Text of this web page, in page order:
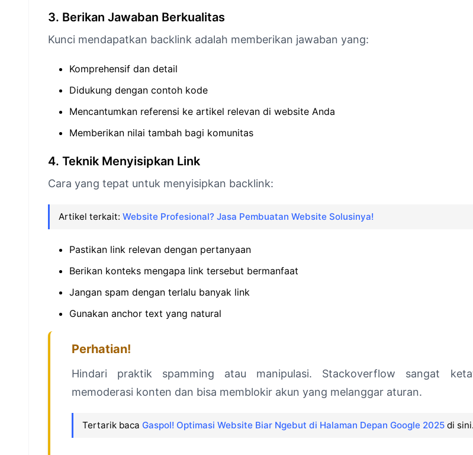
3. Berikan Jawaban Berkualitas
Kunci mendapatkan backlink adalah memberikan jawaban yang:
Komprehensif dan detail
Didukung dengan contoh kode
Mencantumkan referensi ke artikel relevan di website Anda
Memberikan nilai tambah bagi komunitas
4. Teknik Menyisipkan Link
Cara yang tepat untuk menyisipkan backlink:
Artikel terkait: Website Profesional? Jasa Pembuatan Website Solusinya!
Pastikan link relevan dengan pertanyaan
Berikan konteks mengapa link tersebut bermanfaat
Jangan spam dengan terlalu banyak link
Gunakan anchor text yang natural
Perhatian!
Hindari praktik spamming atau manipulasi. Stackoverflow sangat
memoderasi konten dan bisa memblokir akun yang melanggar aturan.
Tertarik baca Gaspol! Optimasi Website Biar Ngebut di Halaman Depan Google 2025 di sini.